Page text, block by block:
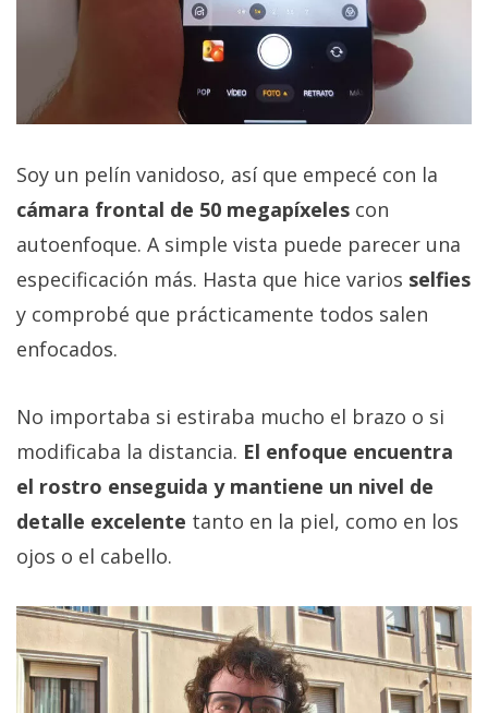
Soy un pelín vanidoso, así que empecé con la
cámara frontal de 50 megapíxeles con
autoenfoque. A simple vista puede parecer una
especificación más. Hasta que hice varios selfies
y comprobé que prácticamente todos salen
enfocados.
No importaba si estiraba mucho el brazo o si
modificaba la distancia. El enfoque encuentra
el rostro enseguida y mantiene un nivel de
detalle excelente tanto en la piel, como en los
ojos o el cabello.